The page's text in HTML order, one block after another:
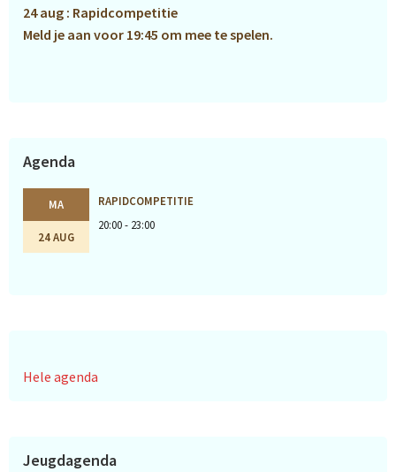
24 aug : Rapidcompetitie
Meld je aan voor 19:45 om mee te spelen.
Agenda
MA
24 AUG
RAPIDCOMPETITIE
20:00 - 23:00
Hele agenda
Jeugdagenda